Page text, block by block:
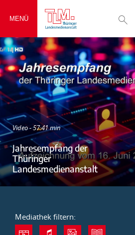
MENÜ
Video - 57:41 min
Jahresempfang der
Thüringer
Landesmedienanstalt
Mediathek filtern: